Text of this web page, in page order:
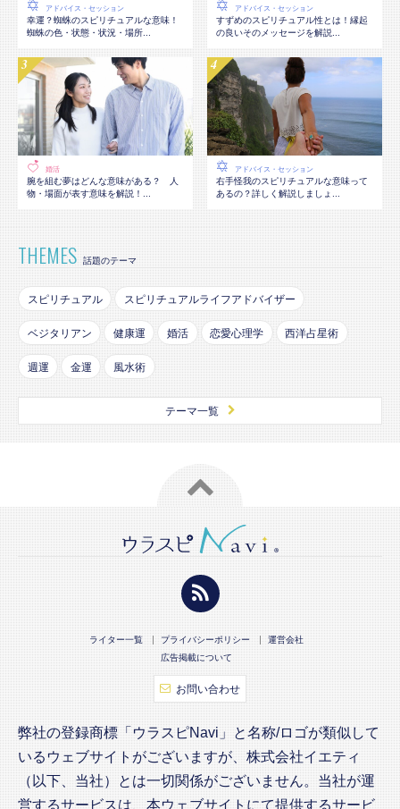
アドバイス・セッション
幸運？蜘蛛のスピリチュアルな意味！
蜘蛛の色・状態・状況・場所...
アドバイス・セッション
すずめのスピリチュアル性とは！縁起
の良いそのメッセージを解説...
婚活
腕を組む夢はどんな意味がある？ 人
物・場面が表す意味を解説！...
アドバイス・セッション
右手怪我のスピリチュアルな意味って
あるの？詳しく解説しましょ...
THEMES 話題のテーマ
スピリチュアル スピリチュアルライフアドバイザー
ベジタリアン 健康運 婚活 恋愛心理学 西洋占星術
週運 金運 風水術
テーマ一覧
ライター一覧 プライバシーポリシー
運営会社
広告掲載について
お問い合わせ
弊社の登録商標「ウラスピNavi」と名称/ロゴが類似して
いるウェブサイトがございますが、株式会社イエティ
（以下、当社）とは一切関係がございません。当社が運
営するサービスは、本ウェブサイトにて提供するサービ